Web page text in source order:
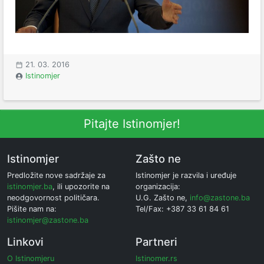
21. 03. 2016
Istinomjer
Pitajte Istinomjer!
Istinomjer
Predložite nove sadržaje za
istinomjer.ba, ili upozorite na
neodgovornost političara.
Pišite nam na:
istinomjer@zastone.ba
Zašto ne
Istinomjer je razvila i uređuje
organizacija:
U.G. Zašto ne, info@zastone.ba
Tel/Fax: +387 33 61 84 61
Linkovi
O Istinomjeru
Partneri
Istinomer.rs